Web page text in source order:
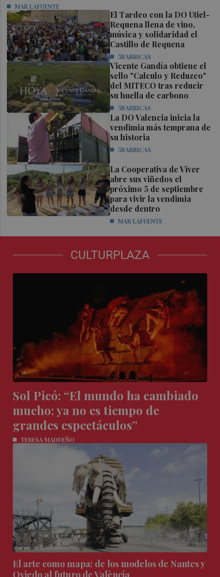
El Tardeo con la DO Utiel-
Requena llena de vino,
música y solidaridad el
Castillo de Requena
5BARRICAS
Vicente Gandía obtiene el
sello "Calculo y Reduzco"
del MITECO tras reducir
su huella de carbono
5BARRICAS
La DO Valencia inicia la
vendimia más temprana de
su historia
5BARRICAS
La Cooperativa de Viver
abre sus viñedos el
próximo 5 de septiembre
para vivir la vendimia
desde dentro
MAR LAFUENTE
MAR LAFUENTE
CULTURPLAZA
Sol Picó: “El mundo ha cambiado
mucho; ya no es tiempo de
grandes espectáculos”
TERESA MADUEÑO
El arte como mapa: de los modelos de Nantes y
Oviedo al futuro de València